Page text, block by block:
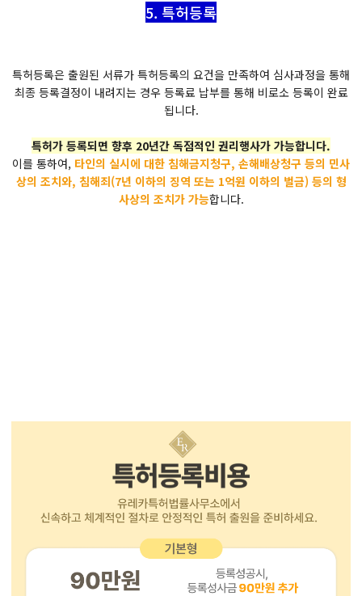
5. 특허등록
특허등록은 출원된 서류가 특허등록의 요건을 만족하여 심사과정을 통해
최종 등록결정이 내려지는 경우 등록료 납부를 통해 비로소 등록이 완료
됩니다.
특허가 등록되면 향후 20년간 독점적인 권리행사가 가능합니다.
이를 통하여, 타인의 실시에 대한 침해금지청구, 손해배상청구 등의 민사
상의 조치와, 침해죄(7년 이하의 징역 또는 1억원 이하의 벌금) 등의 형
사상의 조치가 가능합니다.